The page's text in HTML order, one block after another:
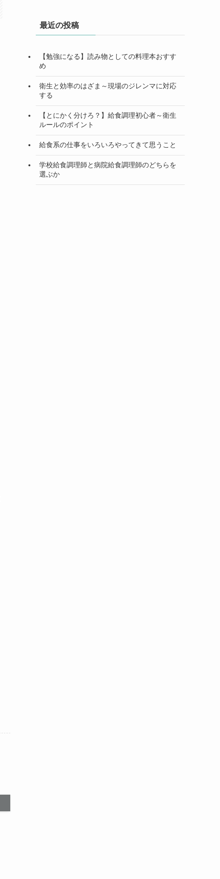
最近の投稿
【勉強になる】読み物としての料理本おすす
め
衛生と効率のはざま～現場のジレンマに対応
する
【とにかく分けろ？】給食調理初心者～衛生
ルールのポイント
給食系の仕事をいろいろやってきて思うこと
学校給食調理師と病院給食調理師のどちらを
選ぶか